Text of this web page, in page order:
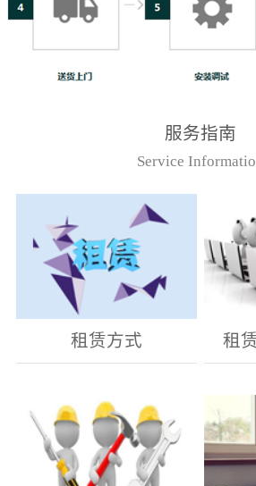
服务指南
Service
租赁方式 租